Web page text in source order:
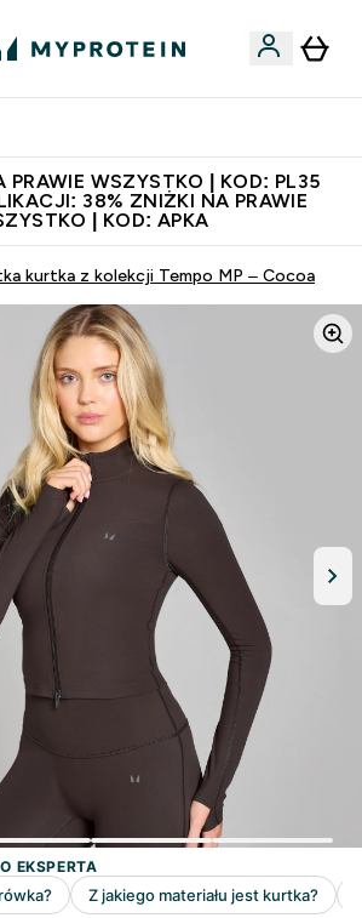
PRAWIE WSZYSTKO | KOD: PL35
38% ZNIŻKI NA PRAWIE
| KOD: APKA
kurtka z kolekcji Tempo MP – Cocoa